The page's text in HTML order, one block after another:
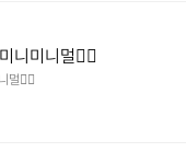
쓰는 것만으로 그곳은 나
무세요.
요.
미니멀👌🏼
👌🏼